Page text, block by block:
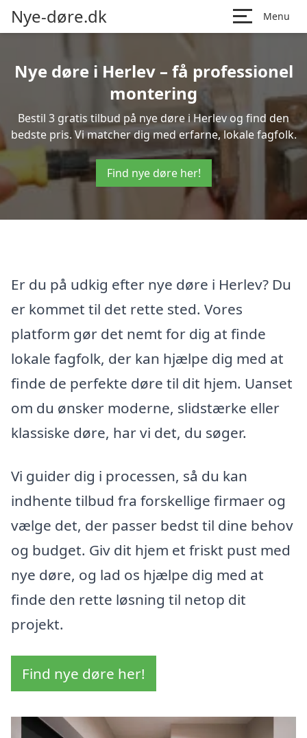
Nye-døre.dk Menu
Nye døre i Herlev – få professionel
montering
Bestil 3 gratis tilbud på nye døre i Herlev og find den
bedste pris. Vi matcher dig med erfarne, lokale fagfolk.
Find nye døre her!
Er du på udkig efter nye døre i Herlev? Du
er kommet til det rette sted. Vores
platform gør det nemt for dig at finde
lokale fagfolk, der kan hjælpe dig med at
finde de perfekte døre til dit hjem. Uanset
om du ønsker moderne, slidstærke eller
klassiske døre, har vi det, du søger.
Vi guider dig i processen, så du kan
indhente tilbud fra forskellige firmaer og
vælge det, der passer bedst til dine behov
og budget. Giv dit hjem et friskt pust med
nye døre, og lad os hjælpe dig med at
finde den rette løsning til netop dit
projekt.
Find nye døre her!